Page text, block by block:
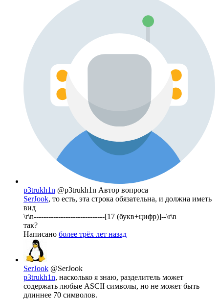
p3trukh1n @p3trukh1n Автор вопроса
SerJook, то есть, эта строка обязательна, и должна иметь
вид
\r\n-----------------------------[17 (букв+цифр)]--\r\n
так?
Написано более трёх лет назад
SerJook @SerJook
p3trukh1n, насколько я знаю, разделитель может
содержать любые ASCII символы, но не может быть
длиннее 70 символов.